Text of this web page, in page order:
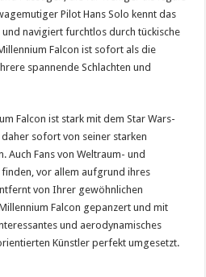
Pilot Hans Solo kennt das
navigiert furchtlos durch tückische
Falcon ist sofort als die
spannende Schlachten und
Falcon ist stark mit dem Star Wars-
sofort von seiner starken
Auch Fans von Weltraum- und
vor allem aufgrund ihres
von Ihrer gewöhnlichen
Falcon gepanzert und mit
und aerodynamisches
Künstler perfekt umgesetzt.